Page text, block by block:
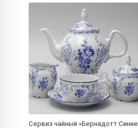
Сервиз чайный «Бернадотт Синие